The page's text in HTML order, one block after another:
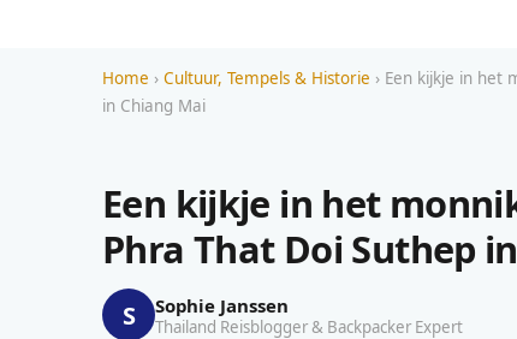
Home › Cultuur, Tempels & Historie › Een kijkje in het
in Chiang Mai
Een kijkje in het
Phra That Doi Suthep
S Sophie Janssen
Thailand Reisblogger & Backpacker Expert